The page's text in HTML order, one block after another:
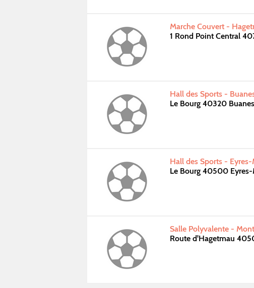
Marche Couvert -
1 Rond Point Central
Hall des Sports -
Le Bourg 40320 Buanes
Hall des Sports -
Le Bourg 40500
Salle Polyvalente -
Route d'Hagetmau